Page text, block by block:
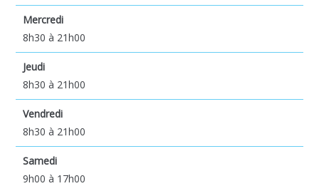
Mercredi
8h30 à 21h00
Jeudi
8h30 à 21h00
Vendredi
8h30 à 21h00
Samedi
9h00 à 17h00